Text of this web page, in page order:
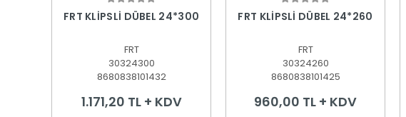
Sepete Ekle
FRT KLİPSLİ DÜBEL 24*300
FRT
30324300
8680838101432
1.171,20 TL + KDV
Sepete Ekle
FRT KLİPSLİ DÜBEL 24*260
FRT
30324260
8680838101425
960,00 TL + KDV